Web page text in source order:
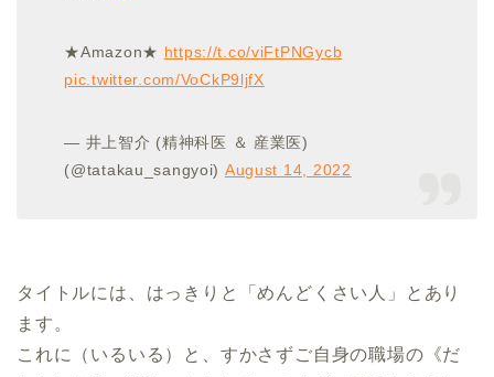
★Amazon★ https://t.co/viFtPNGycb
pic.twitter.com/VoCkP9ljfX
— 井上智介 (精神科医 ＆ 産業医)
(@tatakau_sangyoi) August 14, 2022
タイトルには、はっきりと「めんどくさい人」とあり
ます。
これに（いるいる）と、すかさずご自身の職場の《だ